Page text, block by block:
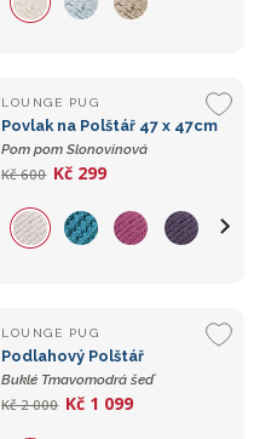
LOUNGE PUG
Povlak na Polštář 47 x 47cm
Pom pom Slonovinová
Kč 600 Kč 299
LOUNGE PUG
Podlahový Polštář
Buklé Tmavomodrá šeď
Kč 2 000 Kč 1 099